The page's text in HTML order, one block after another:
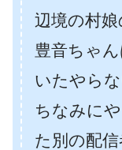
辺境の村娘
豊音ちゃ
いたやら
ちなみに
た別の配